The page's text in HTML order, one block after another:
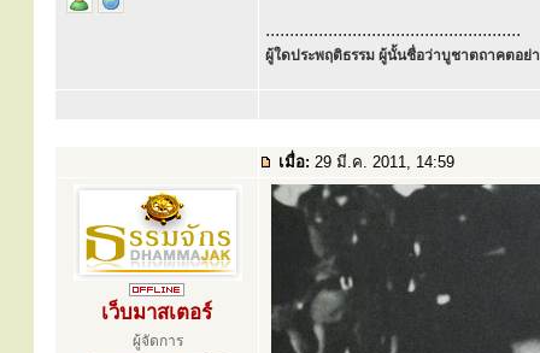
.....................................................
ผู้ใดประพฤติธรรม ผู้นั้นชื่อว่าบูชาตถาคตอย่า
เมื่อ: 29 มี.ค. 2011, 14:59
เว็บมาสเตอร์
ผู้จัดการ